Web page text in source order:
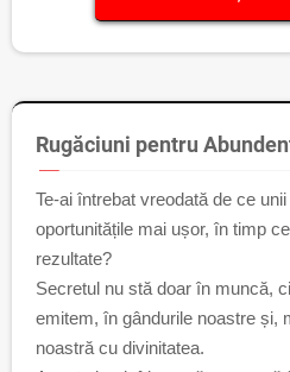
Rugăciuni pentru
Te-ai întrebat vreodată de ce
oportunitățile mai ușor, în timp
rezultate?
Secretul nu stă doar în muncă,
emitem, în gândurile noastre și,
noastră cu divinitatea.